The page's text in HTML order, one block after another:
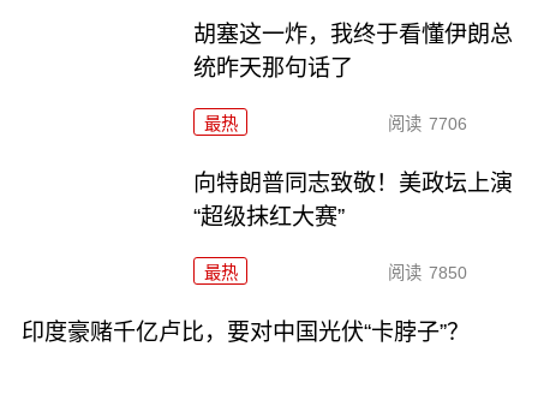
胡塞这一炸，我终于看懂伊朗总
统昨天那句话了
最热 阅读 7706
向特朗普同志致敬！美政坛上演
“超级抹红大赛”
最热 阅读 7850
印度豪赌千亿卢比，要对中国光伏“卡脖子”？